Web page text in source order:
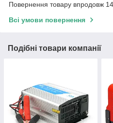
Повернення товару впродовж
Всі умови повернення
Подібні товари компанії